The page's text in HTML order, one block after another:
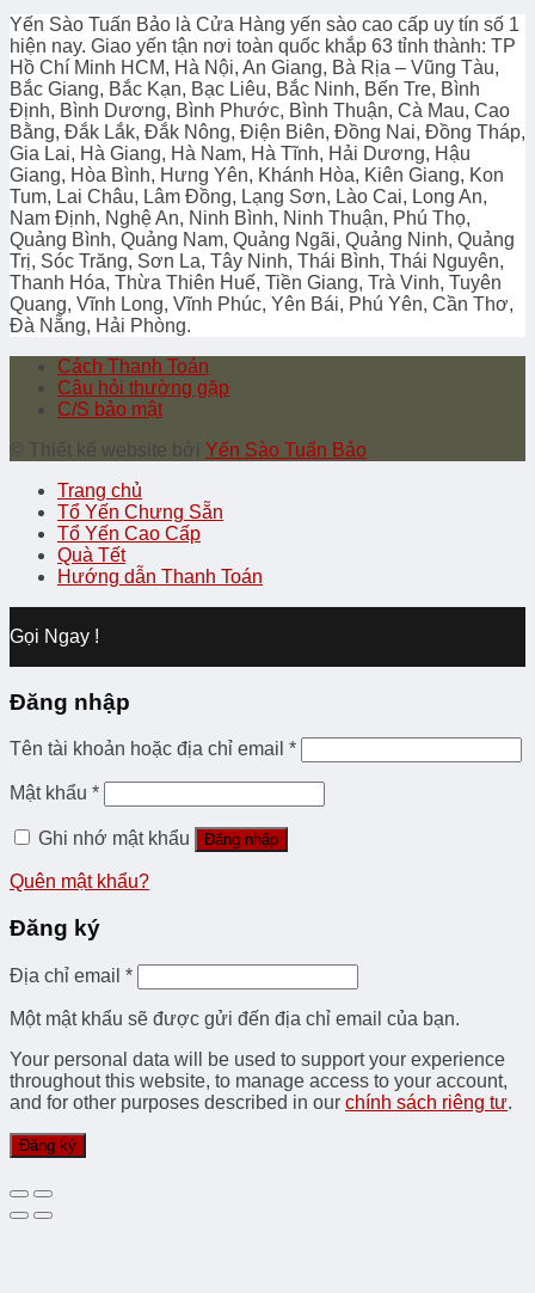
Yến Sào Tuấn Bảo là Cửa Hàng yến sào cao cấp uy tín số 1
hiện nay. Giao yến tận nơi toàn quốc khắp 63 tỉnh thành: TP
Hồ Chí Minh HCM, Hà Nội, An Giang, Bà Rịa – Vũng Tàu,
Bắc Giang, Bắc Kạn, Bạc Liêu, Bắc Ninh, Bến Tre, Bình
Định, Bình Dương, Bình Phước, Bình Thuận, Cà Mau, Cao
Bằng, Đắk Lắk, Đắk Nông, Điện Biên, Đồng Nai, Đồng Tháp,
Gia Lai, Hà Giang, Hà Nam, Hà Tĩnh, Hải Dương, Hậu
Giang, Hòa Bình, Hưng Yên, Khánh Hòa, Kiên Giang, Kon
Tum, Lai Châu, Lâm Đồng, Lạng Sơn, Lào Cai, Long An,
Nam Định, Nghệ An, Ninh Bình, Ninh Thuận, Phú Thọ,
Quảng Bình, Quảng Nam, Quảng Ngãi, Quảng Ninh, Quảng
Trị, Sóc Trăng, Sơn La, Tây Ninh, Thái Bình, Thái Nguyên,
Thanh Hóa, Thừa Thiên Huế, Tiền Giang, Trà Vinh, Tuyên
Quang, Vĩnh Long, Vĩnh Phúc, Yên Bái, Phú Yên, Cần Thơ,
Đà Nẵng, Hải Phòng.
Cách Thanh Toán
Câu hỏi thường gặp
C/S bảo mật
© Thiết kế website bởi Yến Sào Tuấn Bảo
Trang chủ
Tổ Yến Chưng Sẵn
Tổ Yến Cao Cấp
Quà Tết
Hướng dẫn Thanh Toán
Gọi Ngay !
Đăng nhập
Tên tài khoản hoặc địa chỉ email *
Mật khẩu *
Ghi nhớ mật khẩu Đăng nhập
Quên mật khẩu?
Đăng ký
Địa chỉ email *
Một mật khẩu sẽ được gửi đến địa chỉ email của bạn.
Your personal data will be used to support your experience
throughout this website, to manage access to your account,
and for other purposes described in our chính sách riêng tư.
Đăng ký